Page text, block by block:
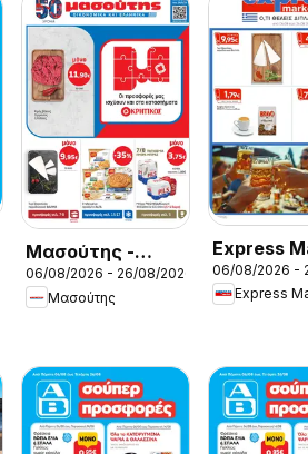
Μασούτης -
Προσφορές
06/08/2026 - 26/08/2026
Μασούτης
Express
06/08/2026 -
Express